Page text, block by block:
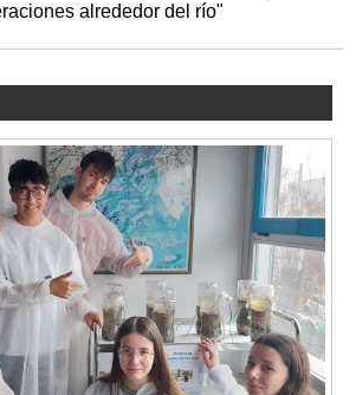
alrededor del río"